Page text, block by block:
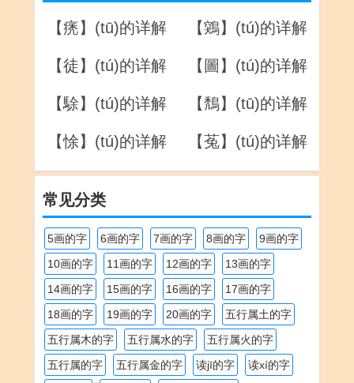
【痜】(tū)的详解 【鶟】(tú)的详解
【徒】(tú)的详解 【圖】(tú)的详解
【駼】(tú)的详解 【鵚】(tū)的详解
【悇】(tú)的详解 【菟】(tú)的详解
常见分类
5画的字 6画的字 7画的字 8画的字
9画的字
10画的字
11画的字 12画的字
13画的字
14画的字
15画的字 16画的字
17画的字
18画的字
19画的字 20画的字
五行属土的字
五行属木的字
五行属水的字
五行属火的字
五行属的字
五行属金的字 读jī的字
读xí的字